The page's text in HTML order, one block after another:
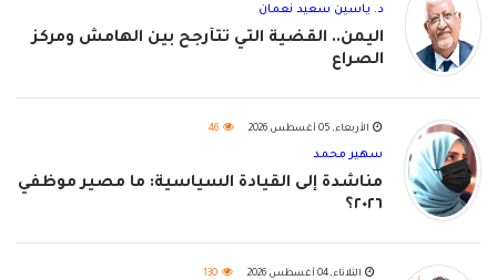
د. ياسين سعيد نعمان
اليمن.. القضية التي تتأرجح بين الهامش ومركز
الصراع
الأربعاء, 05 أغسطس 2026 46
سهير محمد
مناشدة إلى القيادة السياسية: ما مصير موظفي
٢٠٢٦؟
الثلاثاء, 04 أغسطس 2026 130